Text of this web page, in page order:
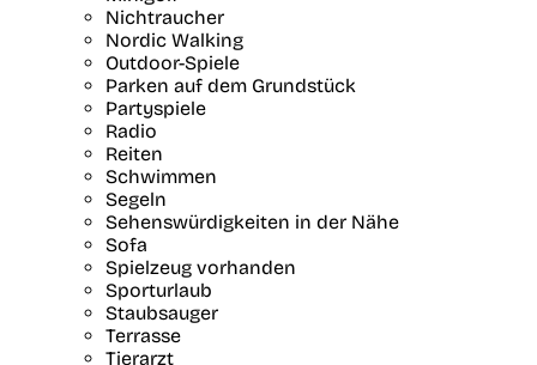
Nichtraucher
Nordic Walking
Outdoor-Spiele
Parken auf dem Grundstück
Partyspiele
Radio
Reiten
Schwimmen
Segeln
Sehenswürdigkeiten in der Nähe
Sofa
Spielzeug vorhanden
Sporturlaub
Staubsauger
Terrasse
Tierarzt